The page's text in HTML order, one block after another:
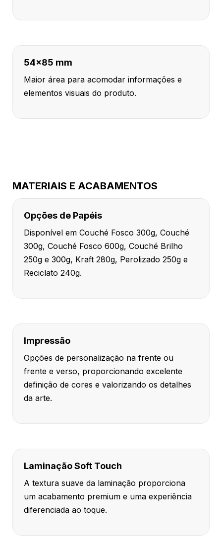
54x85 mm
Maior área para acomodar informações e
elementos visuais do produto.
MATERIAIS E ACABAMENTOS
Opções de Papéis
Disponível em Couché Fosco 300g, Couché
300g, Couché Fosco 600g, Couché Brilho
250g e 300g, Kraft 280g, Perolizado 250g e
Reciclato 240g.
Impressão
Opções de personalização na frente ou
frente e verso, proporcionando excelente
definição de cores e valorizando os detalhes
da arte.
Laminação Soft Touch
A textura suave da laminação proporciona
um acabamento premium e uma experiência
diferenciada ao toque.